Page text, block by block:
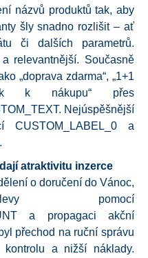
názvů produktů tak, aby
šly snadno rozlišit – ať
či dalších parametrů.
relevantnější. Současně
„doprava zdarma“, „1+1
k nákupu“ přes
Nejúspěšnější
CUSTOM_LABEL_0 a
atraktivitu inzerce
o doručení do Vánoc,
pomocí
a propagaci akční
přechod na ruční správu
a nižší náklady.